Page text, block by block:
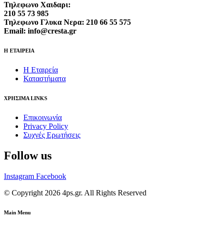
Τηλεφωνο Χαιδαρι:
210 55 73 985
Τηλεφωνο Γλυκα Νερα: 210 66 55 575
Email: info@cresta.gr
Η ΕΤΑΙΡΕΙΑ
Η Εταιρεία
Καταστήματα
ΧΡΗΣΙΜΑ LINKS
Επικοινωνία
Privacy Policy
Συχνές Ερωτήσεις
Follow us
Instagram Facebook
© Copyright 2026 4ps.gr. All Rights Reserved
Main Menu